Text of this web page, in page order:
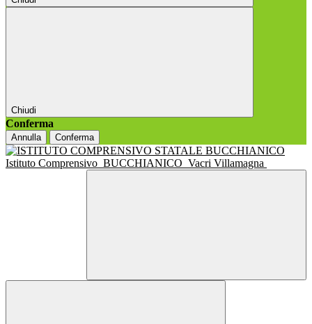
Chiudi
Conferma
Annulla Conferma
Istituto Comprensivo BUCCHIANICO Vacri Villamagna